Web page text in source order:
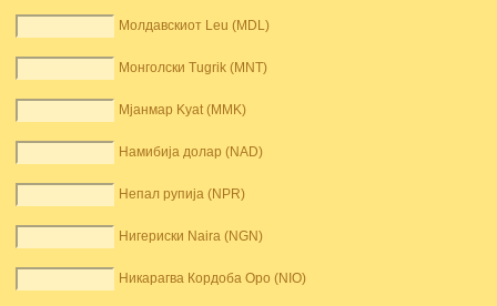
Молдавскиот Leu (MDL)
Монголски Tugrik (MNT)
Мјанмар Kyat (MMK)
Намибија долар (NAD)
Непал рупија (NPR)
Нигериски Naira (NGN)
Никарагва Кордоба Оро (NIO)